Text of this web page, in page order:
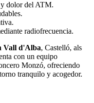
dolor del ATM.
radiofrecuencia.
Vall d'Alba, Castelló, als
con un equipo
Monzó, ofreciendo
tranquilo y acogedor.